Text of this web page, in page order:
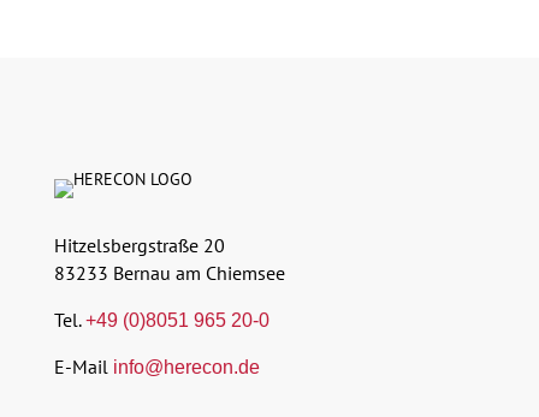
Hitzelsbergstraße 20
83233 Bernau am Chiemsee
Tel.+49 (0)8051 965 20-0
E-Mail info@herecon.de